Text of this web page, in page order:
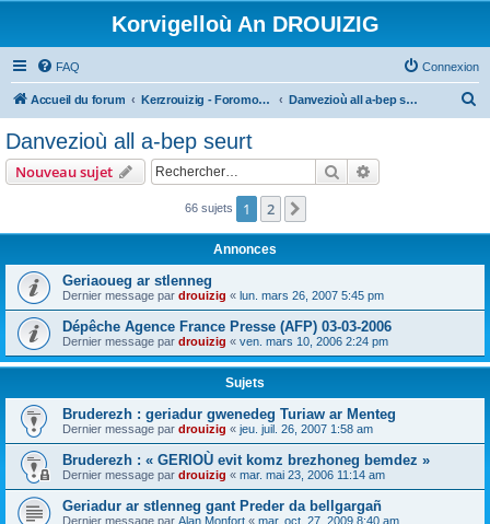
Korvigelloù An DROUIZIG
FAQ Connexion
Accueil du forum Kerzrouizig - Foromoù An Drouizig Danvezioù all a-bep seurt
e
Danvezioù all a-bep seurt
Nouveau sujet Rechercher
66 sujets 1 2
Annonces
Geriaoueg ar stlenneg
Dernier message par drouizig « lun. mars 26, 2007 5:45 pm
Dépêche Agence France Presse (AFP) 03-03-2006
Dernier message par drouizig « ven. mars 10, 2006 2:24 pm
Sujets
Bruderezh : geriadur gwenedeg Turiaw ar Menteg
Dernier message par drouizig « jeu. juil. 26, 2007 1:58 am
Bruderezh : « GERIOÙ evit komz brezhoneg bemdez »
Dernier message par drouizig « mar. mai 23, 2006 11:14 am
Geriadur ar stlenneg gant Preder da bellgargañ
Dernier message par Alan Monfort « mar. oct. 27, 2009 8:40 am